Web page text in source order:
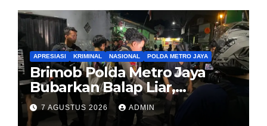
APRESIASI KRIMINAL NASIONAL POLDA METRO JAYA
Brimob Polda Metro Jaya
Bubarkan Balap Liar,
Sembilan Motor Diamankan
di Jakarta Timur
7 AGUSTUS 2026 ADMIN